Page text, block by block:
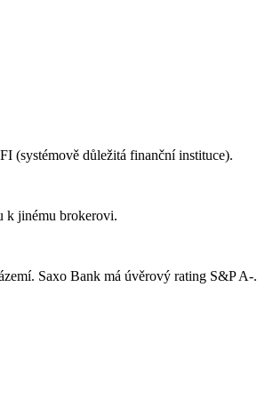
(systémově důležitá finanční instituce).
k jinému brokerovi.
Saxo Bank má úvěrový rating S&P A-.